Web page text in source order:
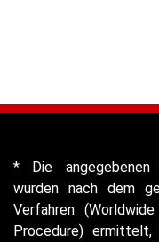
* Die angegebenen
wurden nach dem
Verfahren
Procedure)